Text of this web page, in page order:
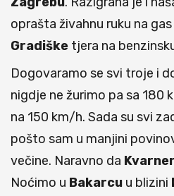
oprašta živahnu ruku na
Gradiške tjera na
Dogovaramo se svi troje i
nigdje ne žurimo pa sa
na 150 km/h. Sada su svi
pošto sam u manjini
večine. Naravno da Kvarner
Noćimo u Bakarcu u blizini